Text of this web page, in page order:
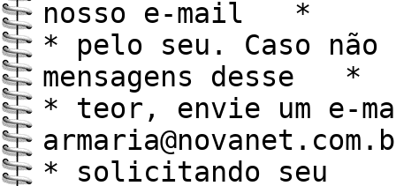
nosso e-mail *
* pelo seu. Caso
mensagens desse *
* teor, envie um e-
* solicitando seu